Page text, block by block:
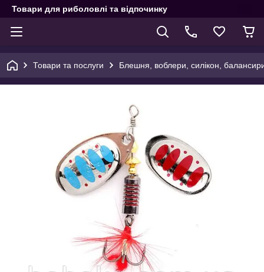
Товари для риболовлі та відпочинку
Товари та послуги Блешня, воблери, силікон,